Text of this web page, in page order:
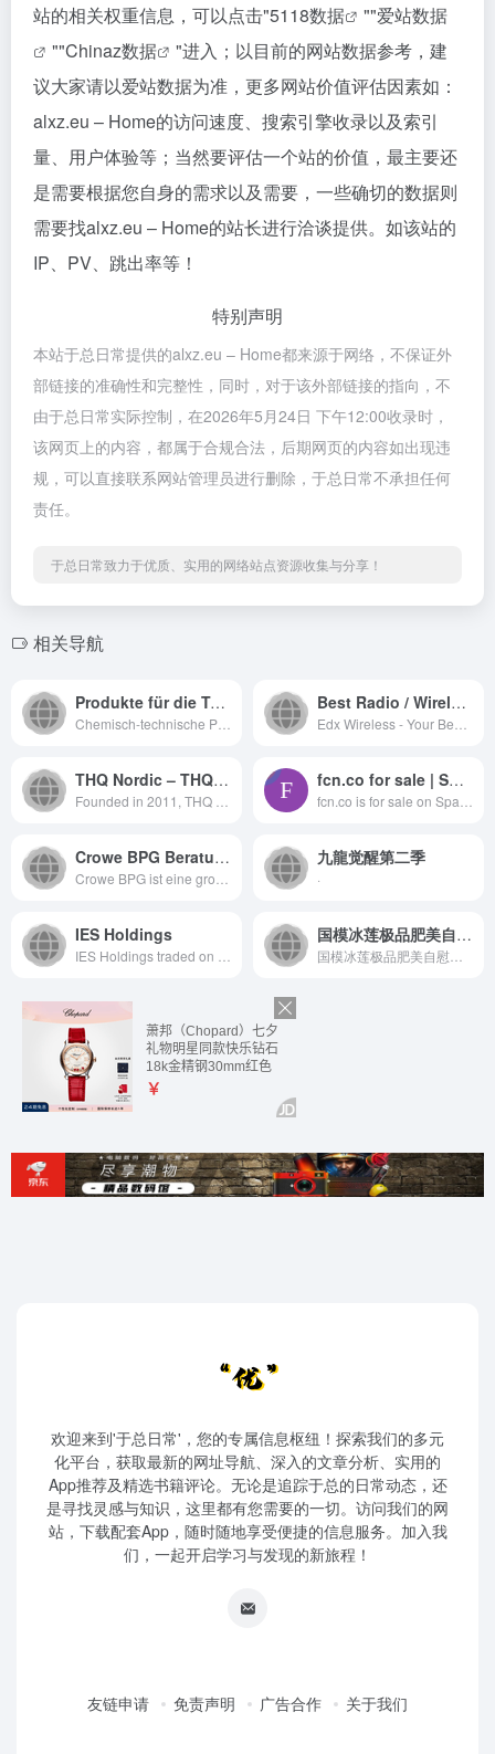
站的相关权重信息，可以点击"5118数据 ""爱站数据
""Chinaz数据
"进入；以目前的网站数据参考，建
议大家请以爱站数据为准，更多网站价值评估因素如：
alxz.eu – Home的访问速度、搜索引擎收录以及索引
量、用户体验等；当然要评估一个站的价值，最主要还
是需要根据您自身的需求以及需要，一些确切的数据则
需要找alxz.eu – Home的站长进行洽谈提供。如该站的
IP、PV、跳出率等！
特别声明
本站于总日常提供的alxz.eu – Home都来源于网络，不保证外
部链接的准确性和完整性，同时，对于该外部链接的指向，不
由于总日常实际控制，在2026年5月24日 下午12:00收录时，
该网页上的内容，都属于合规合法，后期网页的内容如出现违
规，可以直接联系网站管理员进行删除，于总日常不承担任何
责任。
于总日常致力于优质、实用的网络站点资源收集与分享！
相关导航
Produkte für die Telekommunikationskabelindustrie Best Radio / Wireless Planning Software – EDX Wireless
THQ Nordic – THQ Nordic – Official Website fcn.co for sale | Spaceship.com
Crowe BPG Beratungs- und Prüfungsgesellschaft mbH 九龍觉醒第二季
·
IES Holdings 国模冰莲极品肥美自慰人体写真,淫淫网AV,久久图片++亚洲色,欲望酒店在线,操白娜小逼
欢迎来到'于总日常'，您的专属信息枢纽！探索我们的多元
化平台，获取最新的网址导航、深入的文章分析、实用的
App推荐及精选书籍评论。无论是追踪于总的日常动态，还
是寻找灵感与知识，这里都有您需要的一切。访问我们的网
站，下载配套App，随时随地享受便捷的信息服务。加入我
们，一起开启学习与发现的新旅程！
友链申请 免责声明 广告合作 关于我们